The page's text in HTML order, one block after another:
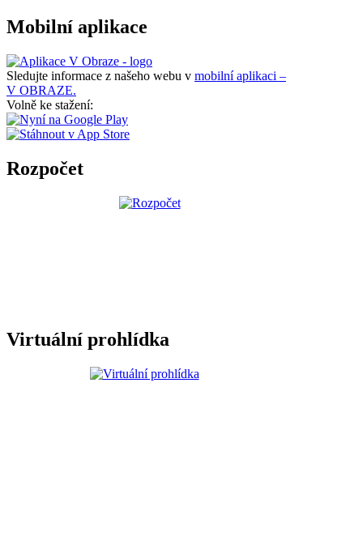
Mobilní aplikace
Sledujte informace z našeho webu v mobilní aplikaci –
V OBRAZE.
Volně ke stažení:
Rozpočet
Virtuální prohlídka